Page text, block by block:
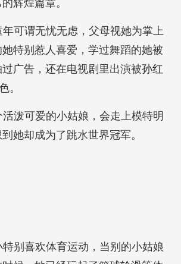
辉煌篇章。
年可谓无忧无虑，父母视她为掌上
特别惹人喜爱，学过舞蹈的她被
广告，还在电视剧里出演被孙红
。
泼可爱的小姑娘，会走上模特明
她却成为了跳水世界冠军。
特别喜欢体育运动，当别的小姑娘